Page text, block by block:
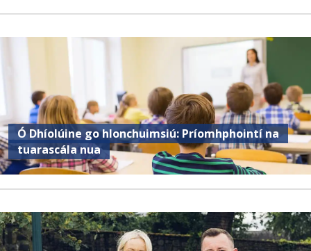
Ó Dhíolúine go hIonchuimsiú: Príomhphointí na
tuarascála nua